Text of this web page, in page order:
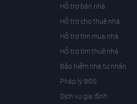
Hỗ trợ bán nhà
Hỗ trợ cho thuê nhà
Hỗ trợ tìm mua nhà
Hỗ trợ tìm thuê nhà
Bảo hiểm nhà tư nhân
Pháp lý BĐS
Dịch vụ gia đình